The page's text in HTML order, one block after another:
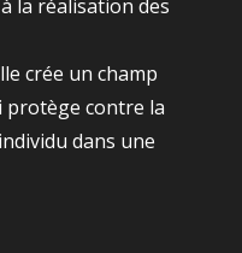
la réalisation des
crée un champ
protège contre la
dans une